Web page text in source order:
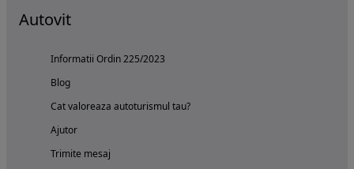
Autovit
Informatii Ordin 225/2023
Blog
Cat valoreaza autoturismul tau?
Ajutor
Trimite mesaj